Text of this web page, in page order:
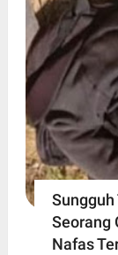
Seorang
Nafas